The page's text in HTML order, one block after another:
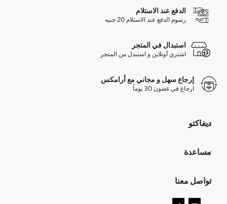
الدفع عند الاستلام
رسوم الدفع عند الاستلام 20 جنيه
استبدال في المتجر
اشتري أونلاين و استبدل من المتجر
إرجاع سهل و مجاني مع أرامكس
ارجاع في غضون 30 يوماً
ديفاكتو
تعرف علينا
GIFT CLUB
مساعدة
عمليات الارجاع و الاستبدال السهلة
تتبع الشحنة
تواصل معنا
نموذج الاتصال